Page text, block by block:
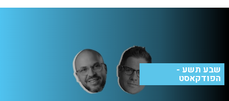
שבע תשע -
הפודקאסט